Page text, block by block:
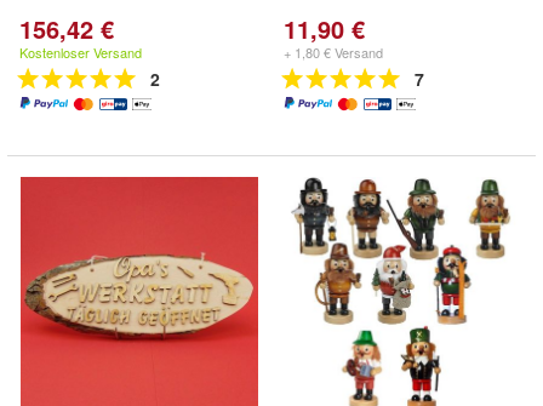
156,42 €
Kostenloser Versand
2
11,90 €
+ 1,80 € Versand
7